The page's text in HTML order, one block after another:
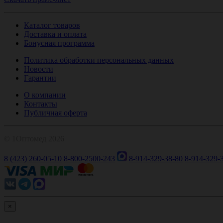
Каталог товаров
Доставка и оплата
Бонусная программа
Политика обработки персональных данных
Новости
Гарантии
О компании
Контакты
Публичная оферта
8 (423) 260-05-10 8-800-2500-243 8-914-329-38-80 8-914-329-
×